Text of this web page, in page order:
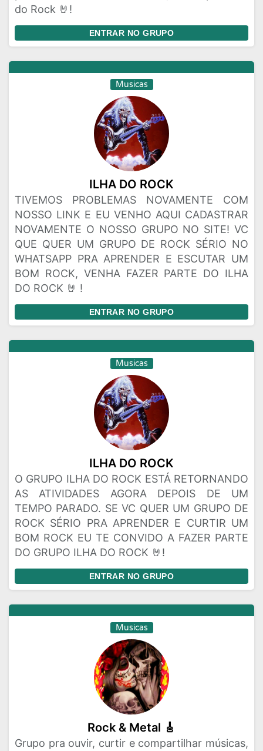
do Rock 🤘!
ENTRAR NO GRUPO
Musicas
ILHA DO ROCK
TIVEMOS PROBLEMAS NOVAMENTE COM
NOSSO LINK E EU VENHO AQUI CADASTRAR
NOVAMENTE O NOSSO GRUPO NO SITE! VC
QUE QUER UM GRUPO DE ROCK SÉRIO NO
WHATSAPP PRA APRENDER E ESCUTAR UM
BOM ROCK, VENHA FAZER PARTE DO ILHA
DO ROCK 🤘 !
ENTRAR NO GRUPO
Musicas
ILHA DO ROCK
O GRUPO ILHA DO ROCK ESTÁ RETORNANDO
AS ATIVIDADES AGORA DEPOIS DE UM
TEMPO PARADO. SE VC QUER UM GRUPO DE
ROCK SÉRIO PRA APRENDER E CURTIR UM
BOM ROCK EU TE CONVIDO A FAZER PARTE
DO GRUPO ILHA DO ROCK 🤘!
ENTRAR NO GRUPO
Musicas
Rock & Metal 🎸
Grupo pra ouvir, curtir e compartilhar músicas,